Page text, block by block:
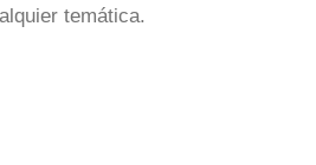
temática.